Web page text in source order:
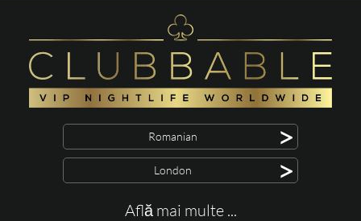
Romanian >
London >
Află mai multe ...